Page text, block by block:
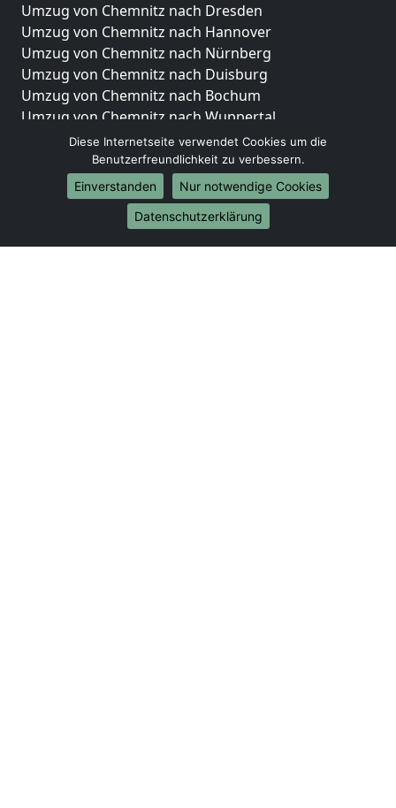
Umzug von Chemnitz nach Dresden
Umzug von Chemnitz nach Hannover
Umzug von Chemnitz nach Nürnberg
Umzug von Chemnitz nach Duisburg
Umzug von Chemnitz nach Bochum
Umzug von Chemnitz nach Wuppertal
Umzug von Chemnitz nach Bielefeld
Umzug von Chemnitz nach Bonn
Umzug von Chemnitz nach Münster
Internationale-Umzüge
Umzug von Chemnitz nach Brasilien
Diese Internetseite verwendet Cookies um die
Benutzerfreundlichkeit zu verbessern.
Einverstanden
Nur notwendige Cookies
Datenschutzerklärung